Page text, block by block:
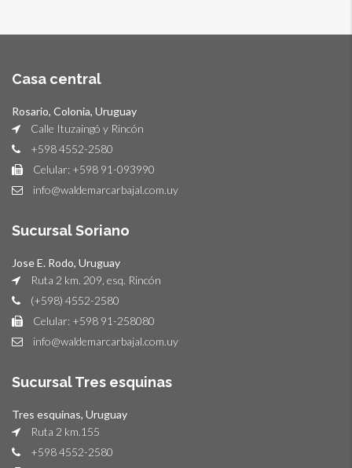
Casa central
Rosario, Colonia, Uruguay
Calle Ituzaingó y Rincón
+598 4552-2580
Celular: +598 91-093990
info@waldemarcarbajal.com.uy
Sucursal Soriano
Jose E. Rodo, Uruguay
Ruta 2 km. 209, esq. Rincón
(+598) 4552-2580
Celular: +598 91-258080
info@waldemarcarbajal.com.uy
Sucursal Tres esquinas
Tres esquinas, Uruguay
Ruta 2 km.155
+598 4552-2580